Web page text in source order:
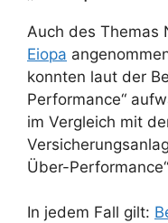
Auch des Themas
Eiopa
konnten laut der
Performance“
im Vergleich mit
Über-
In jedem Fall gilt: